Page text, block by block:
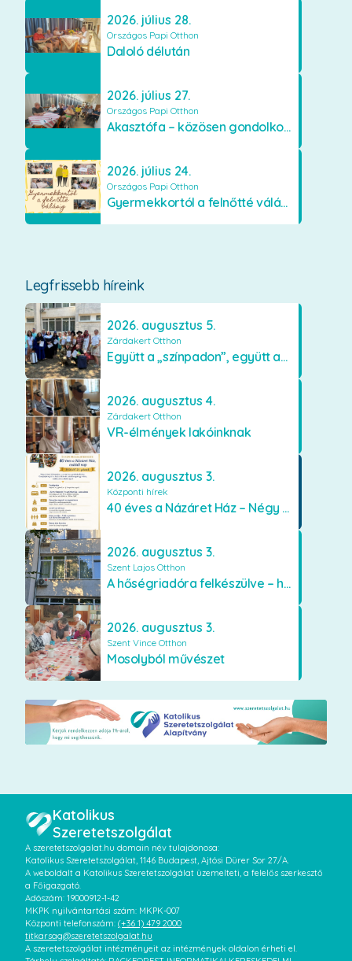
2026. július 28.
Országos Papi Otthon
Daloló délután
2026. július 27.
Országos Papi Otthon
Akasztófa – közösen gondolkodva
2026. július 24.
Országos Papi Otthon
Gyermekkortól a felnőtté válásig
Legfrissebb híreink
2026. augusztus 5.
Zárdakert Otthon
Együtt a „színpadon”, együtt az élményekért 🎭✨
2026. augusztus 4.
Zárdakert Otthon
VR-élmények lakóinknak
2026. augusztus 3.
Központi hírek
40 éves a Názáret Ház – Négy évtized szeretetben és gondoskodásban
2026. augusztus 3.
Szent Lajos Otthon
A hőségriadóra felkészülve – hűsítő fejlesztések a Szent Lajos Otthonban
2026. augusztus 3.
Szent Vince Otthon
Mosolyból művészet
Katolikus
Szeretetszolgálat
A szeretetszolgalat.hu domain név tulajdonosa:
Katolikus Szeretetszolgálat, 1146 Budapest, Ajtósi Dürer Sor 27/A.
A weboldalt a Katolikus Szeretetszolgálat üzemelteti, a felelős szerkesztő
a Főigazgató.
Adószám: 19000912-1-42
MKPK nyilvántartási szám: MKPK-007
Központi telefonszám: (+36 1) 479 2000
titkarsag@szeretetszolgalat.hu
A szeretetszolgálat intézményeit az intézmények oldalon érheti el.